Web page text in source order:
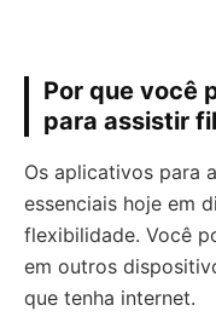
Por que você
para assistir
Os aplicativos para
essenciais hoje em
flexibilidade. Você
em outros
que tenha internet.